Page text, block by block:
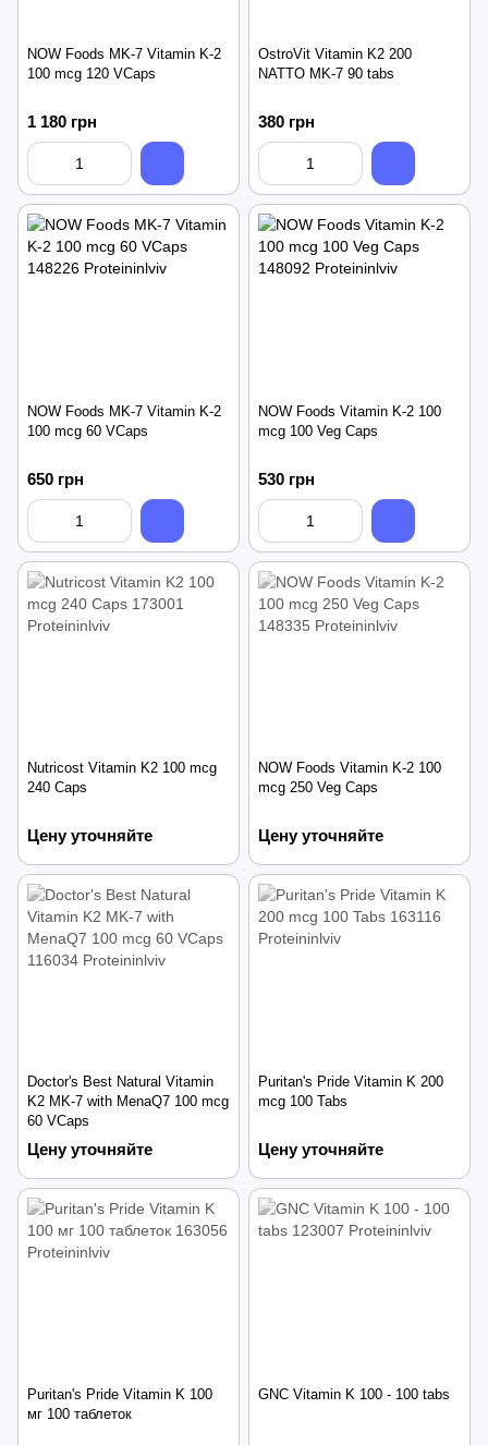
NOW Foods MK-7 Vitamin K-2
100 mcg 120 VCaps
1 180 грн
OstroVit Vitamin K2 200
NATTO MK-7 90 tabs
380 грн
NOW Foods MK-7 Vitamin K-2
100 mcg 60 VCaps
650 грн
NOW Foods Vitamin K-2 100
mcg 100 Veg Caps
530 грн
Nutricost Vitamin K2 100 mcg
240 Caps
Цену уточняйте
NOW Foods Vitamin K-2 100
mcg 250 Veg Caps
Цену уточняйте
Doctor's Best Natural Vitamin
K2 MK-7 with MenaQ7 100 mcg
60 VCaps
Цену уточняйте
Puritan's Pride Vitamin K 200
mcg 100 Tabs
Цену уточняйте
Puritan's Pride Vitamin K 100
мг 100 таблеток
GNC Vitamin K 100 - 100 tabs